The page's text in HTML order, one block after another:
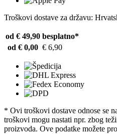
Troškovi dostave za državu:
od € 49,90 besplatno*
od € 0,00 € 6,90
* Ovi troškovi dostave odnose se
troškovi mogu nastati npr. zbog
proizvoda. Ove podatke možete